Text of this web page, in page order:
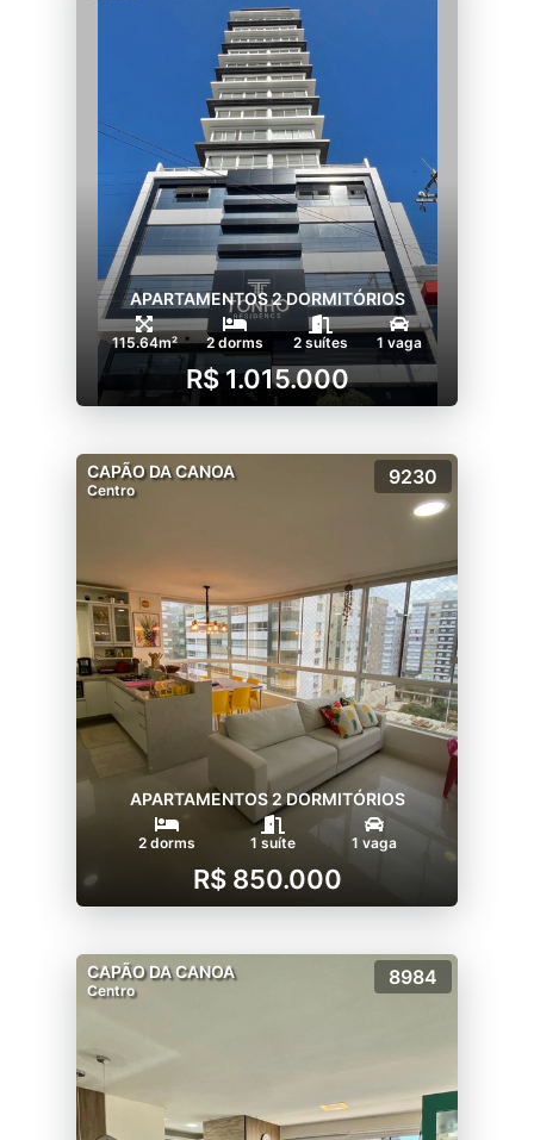
APARTAMENTOS 2 DORMITÓRIOS
115.64m² 2 dorms 2 suítes 1 vaga
R$ 1.015.000
CAPÃO DA CANOA
Centro
9230
APARTAMENTOS 2 DORMITÓRIOS
2 dorms 1 suíte 1 vaga
R$ 850.000
CAPÃO DA CANOA
Centro
8984